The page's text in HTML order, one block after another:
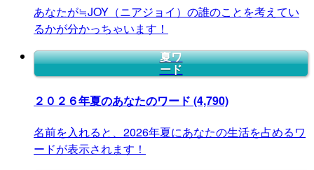
あなたが≒JOY（ニアジョイ）の誰のことを考えてい
るかが分かっちゃいます！
夏ワ
ード
２０２６年夏のあなたのワード (4,790)
名前を入れると、2026年夏にあなたの生活を占めるワ
ードが表示されます！